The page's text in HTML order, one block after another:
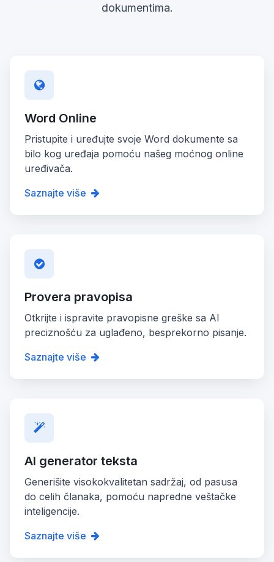
dokumentima.
Word Online
Pristupite i uređujte svoje Word dokumente sa
bilo kog uređaja pomoću našeg moćnog online
uređivača.
Saznajte više
Provera pravopisa
Otkrijte i ispravite pravopisne greške sa AI
preciznošću za uglađeno, besprekorno pisanje.
Saznajte više
AI generator teksta
Generišite visokokvalitetan sadržaj, od pasusa
do celih članaka, pomoću napredne veštačke
inteligencije.
Saznajte više